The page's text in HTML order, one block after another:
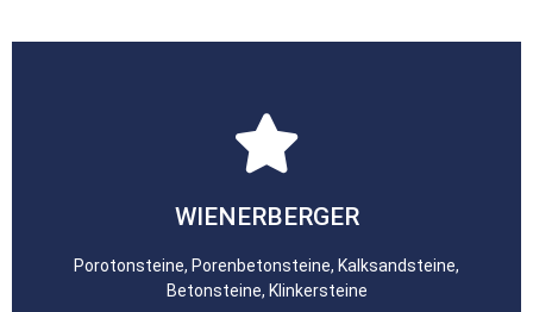
WIENERBERGER
Porotonsteine, Porenbetonsteine, Kalksandsteine,
Betonsteine, Klinkersteine
zum Lieferanten